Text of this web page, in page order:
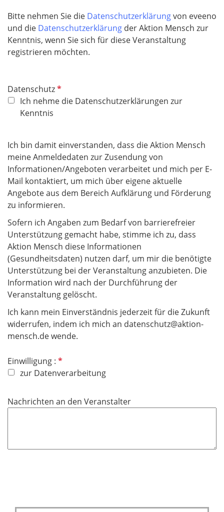
Bitte nehmen Sie die Datenschutzerklärungvon eveeno
und die Datenschutzerklärung der Aktion Mensch zur
Kenntnis, wenn Sie sich für diese Veranstaltung
registrieren möchten.
DatenschutzP
f
h
t
f
e
l
d
Ich nehme die Datenschutzerklärungen zur
Kenntnis
Ich bin damit einverstanden, dass die Aktion Mensch
meine Anmeldedaten zur Zusendung von
Informationen/Angeboten verarbeitet und mich per E-
Mail kontaktiert, um mich über eigene aktuelle
Angebote aus dem Bereich Aufklärung und Förderung
zu informieren.
Sofern ich Angaben zum Bedarf von barrierefreier
Unterstützung gemacht habe, stimme ich zu, dass
Aktion Mensch diese Informationen
(Gesundheitsdaten) nutzen darf, um mir die benötigte
Unterstützung bei der Veranstaltung anzubieten. Die
Information wird nach der Durchführung der
Veranstaltung gelöscht.
Ich kann mein Einverständnis jederzeit für die Zukunft
widerrufen, indem ich mich an datenschutz@aktion-
mensch.de wende.
Einwilligung : P
f
c
zur Datenverarbeitung
Nachrichten an den Veranstalter